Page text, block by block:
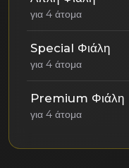
για 4 άτομα
Special Φιάλη
για 4 άτομα
Premium Φιάλη
για 4 άτομα